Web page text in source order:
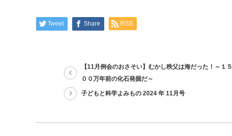
Tweet Share RSS
【11月例会のおさそい】むかし秩父は海だった！～１５
００万年前の化石発掘だ～
子どもと科学よみもの 2024 年 11月号